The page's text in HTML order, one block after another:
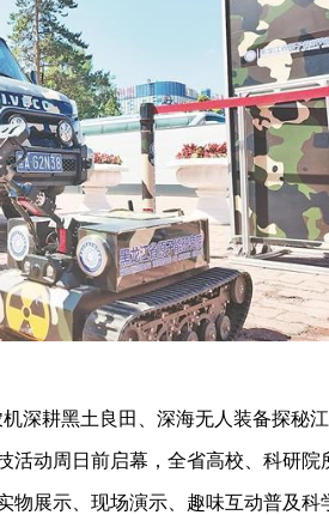
深耕黑土良田、深海无人装备探秘
动周日前启幕，全省高校、科研院
物展示、现场演示、趣味互动普及科